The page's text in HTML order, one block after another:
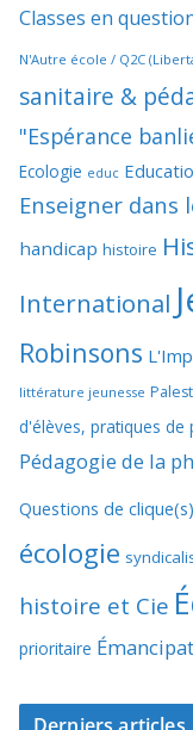
Classes en
N'Autre école / Q2C
sanitaire &
"Espérance
Ecologie educ
Enseigner dans
handicap histoire
International
Robinsons
littérature jeunesse
d'élèves, pratiques de
Pédagogie de la
Questions de
écologie
histoire et Cie
prioritaire